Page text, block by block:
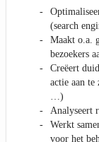
(search
Maakt o.a.
bezoekers
Creëert
actie aan te
…)
Analyseert
Werkt
voor het